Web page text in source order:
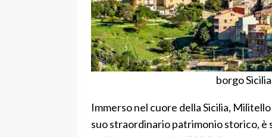
borgo
Immerso nel cuore della Sicilia,
suo straordinario patrimonio storico, è